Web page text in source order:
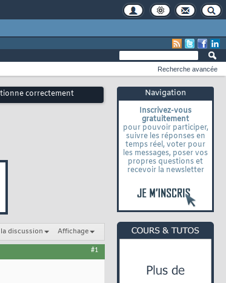
Navigation
Inscrivez-vous
gratuitement
pour pouvoir participer,
suivre les réponses en
temps réel, voter pour
les messages, poser vos
propres questions et
recevoir la newsletter
Recherche avancée
correctement
discussion Affichage
#1